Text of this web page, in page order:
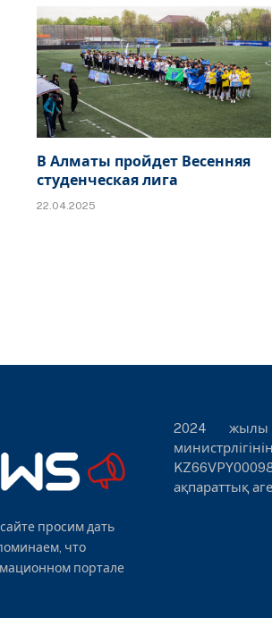
В Алматы пройдет Весенняя
студенческая лига
22.04.2025
просим дать
что
портале
2024
ақпараттық